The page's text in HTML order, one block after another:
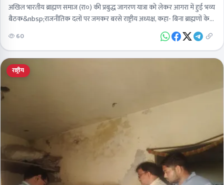
अखिल भारतीय ब्राह्मण समाज (रा०) की प्रबुद्ध जागरण यात्रा को लेकर आगरा में हुई भव्य
बैठक&nbsp;राजनीतिक दलों पर जमकर बरसे राष्ट्रीय अध्यक्ष, कहा- बिना ब्राह्मणों के
कोई नहीं…
60
राष्ट्रीय